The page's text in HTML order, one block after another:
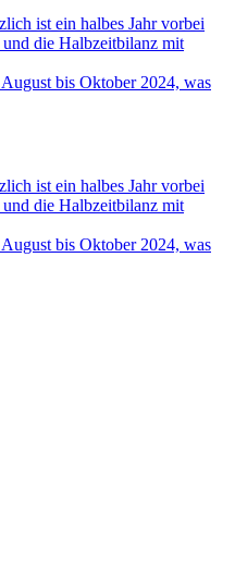
ist ein halbes Jahr vorbei
die Halbzeitbilanz mit
bis Oktober 2024, was
ist ein halbes Jahr vorbei
die Halbzeitbilanz mit
bis Oktober 2024, was